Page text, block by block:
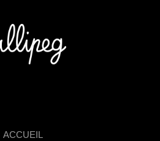
ACCUEIL